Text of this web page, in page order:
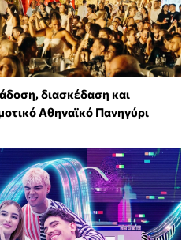
διασκέδαση και
Αθηναϊκό Πανηγύρι